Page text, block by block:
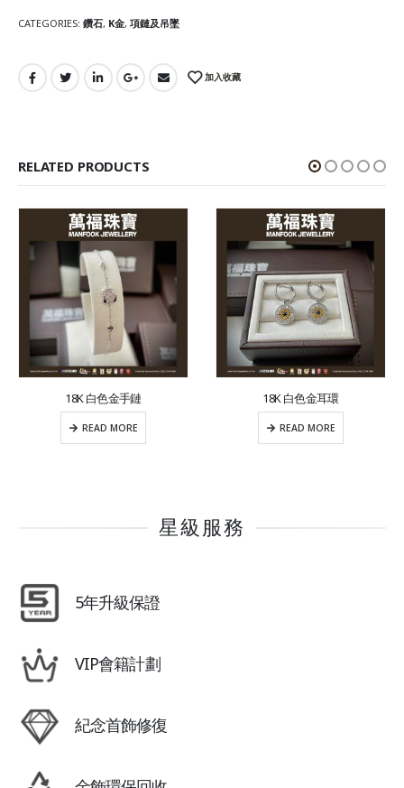
CATEGORIES: 鑽石, K金, 項鏈及吊墜
加入收藏
RELATED PRODUCTS
18K 白色金手鏈
READ MORE
18K 白色金耳環
READ MORE
星級服務
5年升級保證
VIP會籍計劃
紀念首飾修復